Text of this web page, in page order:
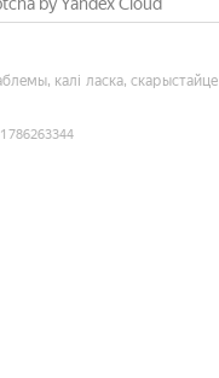
калі ласка, скарыстайце
1786263344